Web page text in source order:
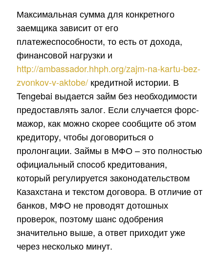
Максимальная сумма для конкретного
заемщика зависит от его
платежеспособности, то есть от дохода,
финансовой нагрузки и
http://ambassador.hhph.org/zajm-na-kartu-bez-
zvonkov-v-aktobe/кредитной истории. В
Tengebai выдается займ без необходимости
предоставлять залог. Если случается форс-
мажор, как можно скорее сообщите об этом
кредитору, чтобы договориться о
пролонгации. Займы в МФО – это полностью
официальный способ кредитования,
который регулируется законодательством
Казахстана и текстом договора. В отличие от
банков, МФО не проводят дотошных
проверок, поэтому шанс одобрения
значительно выше, а ответ приходит уже
через несколько минут.